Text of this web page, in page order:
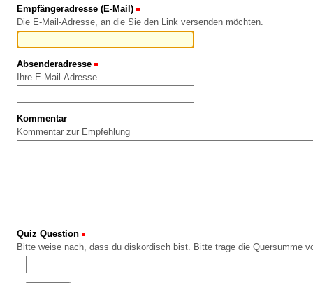
Empfängeradresse (E-Mail)
Die E-Mail-Adresse, an die Sie den Link versenden möchten.
Absenderadresse
Ihre E-Mail-Adresse
Kommentar
Kommentar zur Empfehlung
Quiz Question
Bitte weise nach, dass du diskordisch bist. Bitte trage die Quersumme